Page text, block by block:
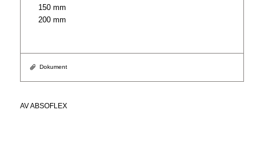
150 mm
200 mm
Dokument
AVABSOFLEX